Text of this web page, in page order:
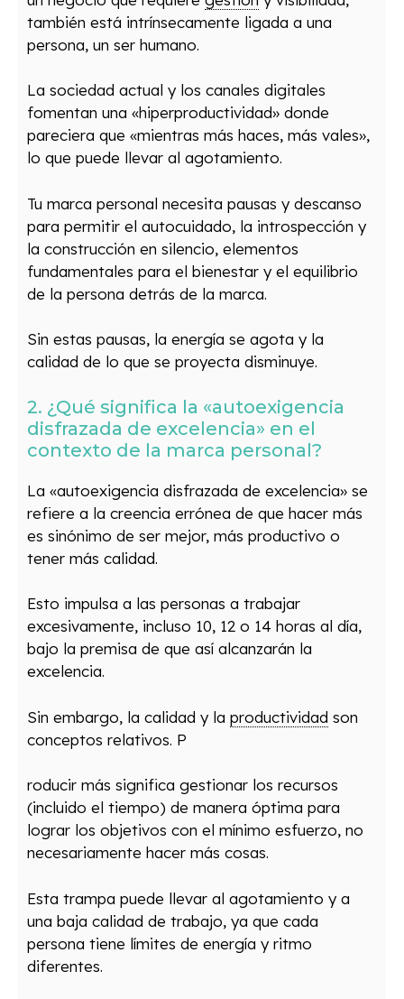
también está intrínsecamente ligada a una
persona, un ser humano.
La sociedad actual y los canales digitales
fomentan una «hiperproductividad» donde
pareciera que «mientras más haces, más vales»,
lo que puede llevar al agotamiento.
Tu marca personal necesita pausas y descanso
para permitir el autocuidado, la introspección y
la construcción en silencio, elementos
fundamentales para el bienestar y el equilibrio
de la persona detrás de la marca.
Sin estas pausas, la energía se agota y la
calidad de lo que se proyecta disminuye.
2. ¿Qué significa la «autoexigencia
disfrazada de excelencia» en el
contexto de la marca personal?
La «autoexigencia disfrazada de excelencia» se
refiere a la creencia errónea de que hacer más
es sinónimo de ser mejor, más productivo o
tener más calidad.
Esto impulsa a las personas a trabajar
excesivamente, incluso 10, 12 o 14 horas al día,
bajo la premisa de que así alcanzarán la
excelencia.
Sin embargo, la calidad y la productividad son
conceptos relativos. P
roducir más significa gestionar los recursos
(incluido el tiempo) de manera óptima para
lograr los objetivos con el mínimo esfuerzo, no
necesariamente hacer más cosas.
Esta trampa puede llevar al agotamiento y a
una baja calidad de trabajo, ya que cada
persona tiene límites de energía y ritmo
diferentes.